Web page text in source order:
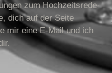
zum Hochzeitsrede-
dich auf der Seite
mir eine E-Mail und ich